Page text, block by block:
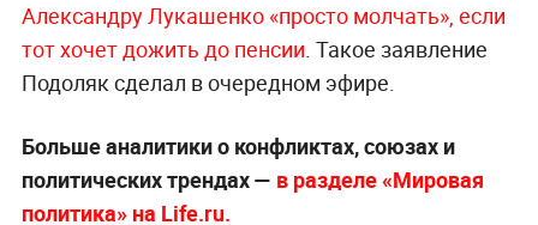
Александру Лукашенко «просто молчать», если
тот хочет дожить до пенсии. Такое заявление
Подоляк сделал в очередном эфире.
Больше аналитики о конфликтах, союзах и
политических трендах — в разделе «Мировая
политика» на Life.ru.